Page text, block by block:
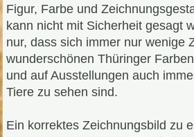
Figur, Farbe und
kann nicht mit Sicherheit gesagt
nur, dass sich immer nur wenige
wunderschönen Thüringer
und auf Ausstellungen auch
Tiere zu sehen sind.
Ein korrektes Zeichnungsbild zu